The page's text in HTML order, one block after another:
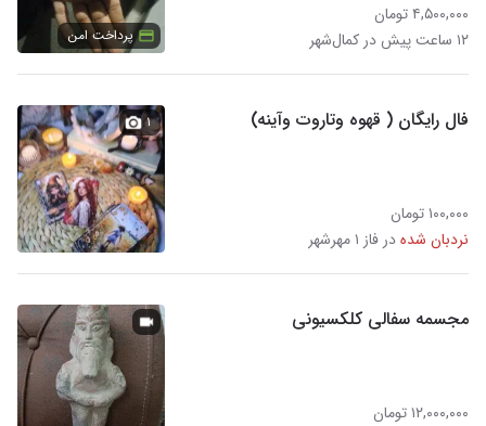
۴,۵۰۰,۰۰۰ تومان
۱۲ ساعت پیش در کمال‌شهر
پرداخت امن
فال رایگان ( قهوه وتاروت وآینه)
۱۰۰,۰۰۰ تومان
نردبان شدهدر فاز ۱ مهرشهر
۱
مجسمه سفالی کلکسیونی
۱۲,۰۰۰,۰۰۰ تومان